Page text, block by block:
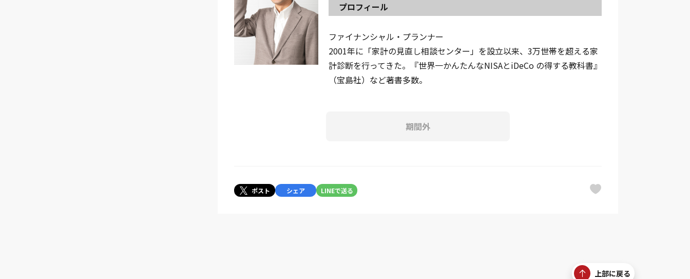
プロフィール
ファイナンシャル・プランナー
2001年に「家計の見直し相談センター」を設立以来、3万世帯を超える家
計診断を行ってきた。『世界一かんたんなNISAとiDeCo の得する教科書』
（宝島社）など著書多数。
期間外
ポスト シェア LINEで送る
上部に戻る